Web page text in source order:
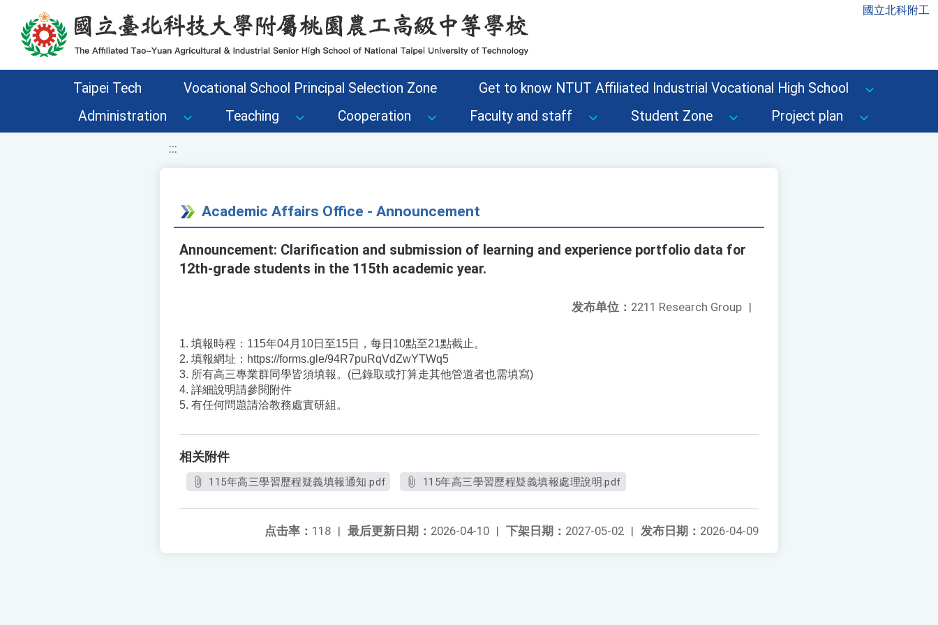
移至網頁之主要內容區位置 國立北科附工
Taipei Tech Vocational School Principal Selection Zone
Get to know NTUT Affiliated Industrial Vocational High School
Administration
Teaching Cooperation Faculty and staff Student Zone Project plan
:::
Academic Affairs Office - Announcement
Announcement: Clarification and submission of learning and experience portfolio data for
12th-grade students in the 115th academic year.
发布单位： 2211 Research Group |
1. 填報時程：115年04月10日至15日，每日10點至21點截止。
2. 填報網址：https://forms.gle/94R7puRqVdZwYTWq5
3. 所有高三專業群同學皆須填報。(已錄取或打算走其他管道者也需填寫)
4. 詳細說明請參閱附件
5. 有任何問題請洽教務處實研組。
相关附件
115年高三學習歷程疑義填報通知.pdf 115年高三學習歷程疑義填報處理說明.pdf
发布日期： 2026-04-09
下架日期： 2027-05-02 |
最后更新日期： 2026-04-10 |
点击率： 118 |